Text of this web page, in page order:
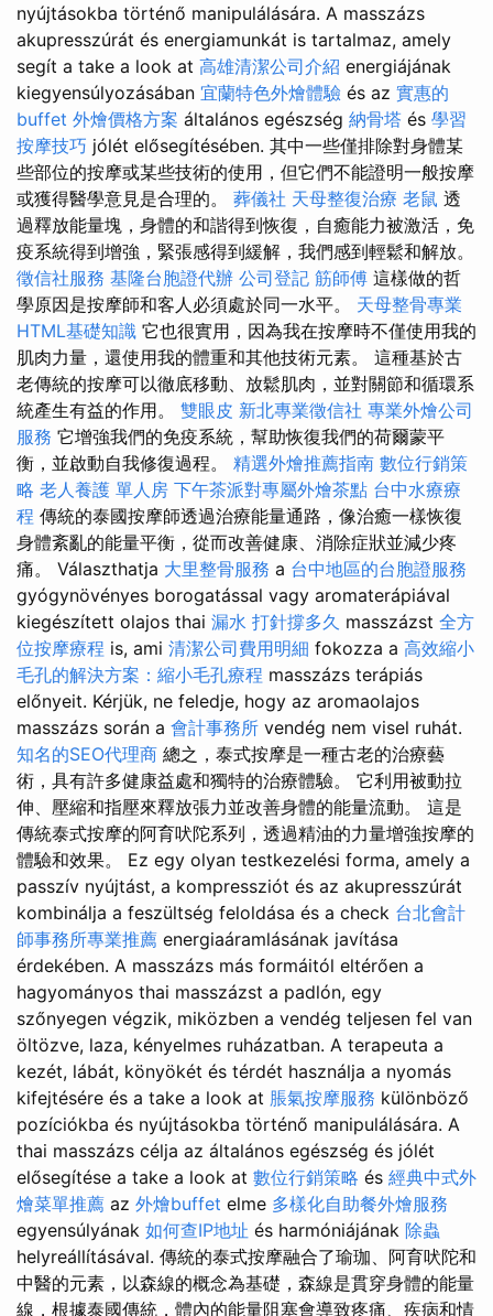
nyújtásokba történő manipulálására. A masszázs
akupresszúrát és energiamunkát is tartalmaz, amely
segít a take a look at 高雄清潔公司介紹 energiájának
kiegyensúlyozásában 宜蘭特色外燴體驗 és az 實惠的
buffet 外燴價格方案 általános egészség 納骨塔 és 學習
按摩技巧 jólét elősegítésében. 其中一些僅排除對身體某
些部位的按摩或某些技術的使用，但它們不能證明一般按摩
或獲得醫學意見是合理的。 葬儀社 天母整復治療 老鼠 透
過釋放能量塊，身體的和諧得到恢復，自癒能力被激活，免
疫系統得到增強，緊張感得到緩解，我們感到輕鬆和解放。
徵信社服務 基隆台胞證代辦 公司登記 筋師傅 這樣做的哲
學原因是按摩師和客人必須處於同一水平。 天母整骨專業
HTML基礎知識 它也很實用，因為我在按摩時不僅使用我的
肌肉力量，還使用我的體重和其他技術元素。 這種基於古
老傳統的按摩可以徹底移動、放鬆肌肉，並對關節和循環系
統產生有益的作用。 雙眼皮 新北專業徵信社 專業外燴公司
服務 它增強我們的免疫系統，幫助恢復我們的荷爾蒙平
衡，並啟動自我修復過程。 精選外燴推薦指南 數位行銷策
略 老人養護 單人房 下午茶派對專屬外燴茶點 台中水療療
程 傳統的泰國按摩師透過治療能量通路，像治癒一樣恢復
身體紊亂的能量平衡，從而改善健康、消除症狀並減少疼
痛。 Választhatja 大里整骨服務 a 台中地區的台胞證服務
gyógynövényes borogatással vagy aromaterápiával
kiegészített olajos thai 漏水 打針撐多久 masszázst 全方
位按摩療程 is, ami 清潔公司費用明細 fokozza a 高效縮小
毛孔的解決方案：縮小毛孔療程 masszázs terápiás
előnyeit. Kérjük, ne feledje, hogy az aromaolajos
masszázs során a 會計事務所 vendég nem visel ruhát.
知名的SEO代理商 總之，泰式按摩是一種古老的治療藝
術，具有許多健康益處和獨特的治療體驗。 它利用被動拉
伸、壓縮和指壓來釋放張力並改善身體的能量流動。 這是
傳統泰式按摩的阿育吠陀系列，透過精油的力量增強按摩的
體驗和效果。 Ez egy olyan testkezelési forma, amely a
passzív nyújtást, a kompressziót és az akupresszúrát
kombinálja a feszültség feloldása és a check 台北會計
師事務所專業推薦 energiaáramlásának javítása
érdekében. A masszázs más formáitól eltérően a
hagyományos thai masszázst a padlón, egy
szőnyegen végzik, miközben a vendég teljesen fel van
öltözve, laza, kényelmes ruházatban. A terapeuta a
kezét, lábát, könyökét és térdét használja a nyomás
kifejtésére és a take a look at 脹氣按摩服務 különböző
pozíciókba és nyújtásokba történő manipulálására. A
thai masszázs célja az általános egészség és jólét
elősegítése a take a look at 數位行銷策略 és 經典中式外
燴菜單推薦 az 外燴buffet elme 多樣化自助餐外燴服務
egyensúlyának 如何查IP地址 és harmóniájának 除蟲
helyreállításával. 傳統的泰式按摩融合了瑜珈、阿育吠陀和
中醫的元素，以森線的概念為基礎，森線是貫穿身體的能量
線，根據泰國傳統，體內的能量阻塞會導致疼痛、疾病和情